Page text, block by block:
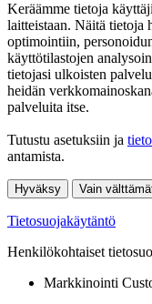
Keräämme tietoja
laitteistaan. Näitä tietoja
optimointiin,
käyttötilastojen
tietojasi ulkoisten
heidän
palveluita itse.
Tutustu asetuksiin ja
antamista.
Hyväksy Vain
Tietosuojakäytäntö
Henkilökohtaiset
Markkinointi